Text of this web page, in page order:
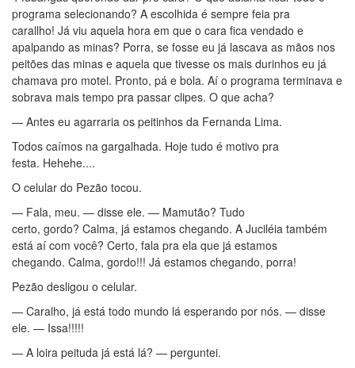
programa selecionando? A escolhida é sempre feia pra
carallho! Já viu aquela hora em que o cara fica vendado e
apalpando as minas? Porra, se fosse eu já lascava as mãos nos
peitões das minas e aquela que tivesse os mais durinhos eu já
chamava pro motel. Pronto, pá e bola. Aí o programa terminava e
sobrava mais tempo pra passar clipes. O que acha?
— Antes eu agarraria os peitinhos da Fernanda Lima.
Todos caímos na gargalhada. Hoje tudo é motivo pra
festa. Hehehe....
O celular do Pezão tocou.
— Fala, meu. — disse ele. — Mamutão? Tudo
certo, gordo? Calma, já estamos chegando. A Juciléia também
está aí com você? Certo, fala pra ela que já estamos
chegando. Calma, gordo!!! Já estamos chegando, porra!
Pezão desligou o celular.
— Caralho, já está todo mundo lá esperando por nós. — disse
ele. — Issa!!!!!
— A loira peituda já está lá? — perguntei.